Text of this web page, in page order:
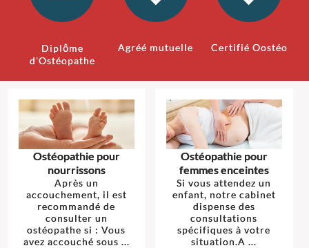
Diplôme
d'Ostéopathe
Agréé mutuelle Certifié Oostéo
Ostéopathie pour
nourrissons
Après un
accouchement, il est
recommandé de
consulter un
ostéopathe si : Vous
avez accouché sous ...
Ostéopathie pour
femmes enceintes
Si vous attendez un
enfant, notre cabinet
dispense des
consultations
spécifiques à votre
situation.A ...